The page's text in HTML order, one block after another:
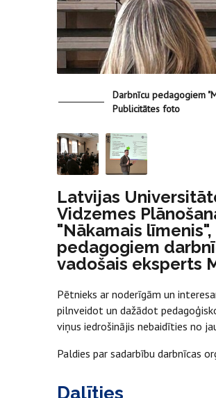
Darbnīcu pedagogiem
Publicitātes foto
Latvijas
Vidzemes
"Nākamais
pedagogiem
vadošais eksperts
Pētnieks ar noderīgām un
pilnveidot un dažādot
viņus iedrošinājis nebaidīties no
Paldies par sadarbību darbnīcas
Dalīties